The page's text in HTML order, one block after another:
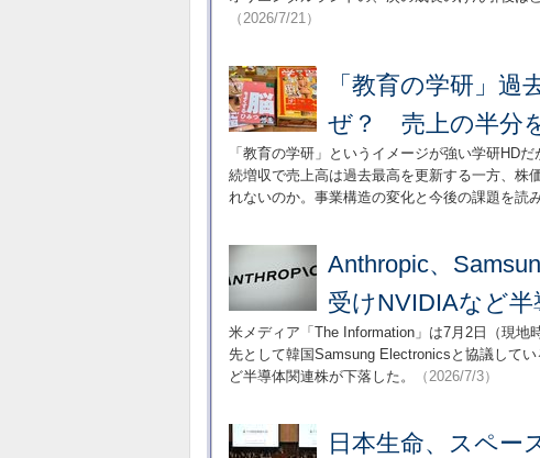
（2026/7/21）
「教育の学研」過
ぜ？ 売上の半分
「教育の学研」というイメージが強い学研HD
続増収で売上高は過去最高を更新する一方、株
れないのか。事業構造の変化と今後の課題を読み
Anthropic、
受けNVIDIAなど
米メディア「The Information」は7月2日（現
先として韓国Samsung Electronicsと協議して
ど半導体関連株が下落した。
（2026/7/3）
日本生命、スペ